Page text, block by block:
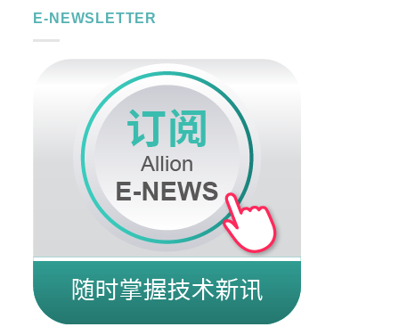
E-NEWSLETTER